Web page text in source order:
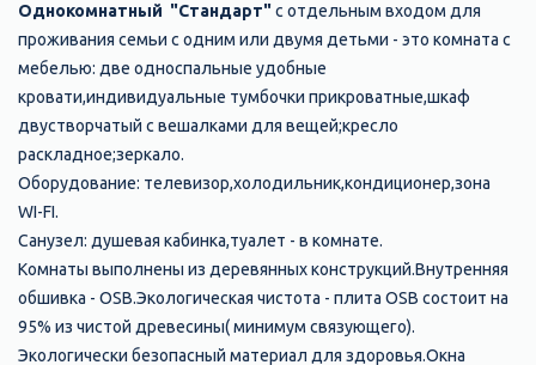
Однокомнатный "Стандарт"с отдельным входом для
проживания семьи с одним или двумя детьми - это комната с
мебелью: две односпальные удобные
кровати,индивидуальные тумбочки прикроватные,шкаф
двустворчатый с вешалками для вещей;кресло
раскладное;зеркало.
Оборудование: телевизор,холодильник,кондиционер,зона
WI-FI.
Санузел: душевая кабинка,туалет - в комнате.
Комнаты выполнены из деревянных конструкций.Внутренняя
обшивка - ОSB.Экологическая чистота - плита ОSB состоит на
95% из чистой древесины( минимум связующего).
Экологически безопасный материал для здоровья.Окна